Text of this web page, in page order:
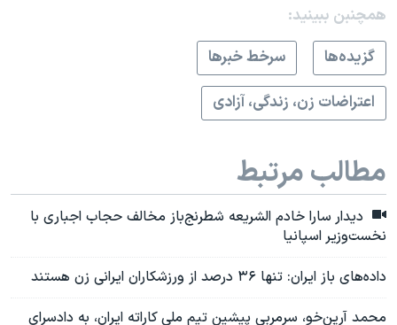
همچنبن ببینید:
گزيده‌ها
سرخط خبرها
اعتراضات زن، زندگی، آزادی
مطالب مرتبط
دیدار سارا خادم الشریعه شطرنج‌باز مخالف حجاب اجباری با
نخست‌وزیر اسپانیا
داده‌های باز ایران: تنها ۳۶ درصد از ورزشکاران ایرانی زن هستند
محمد آرین‌خو، سرمربی پیشین تیم ملی کاراته ایران، به دادسرای